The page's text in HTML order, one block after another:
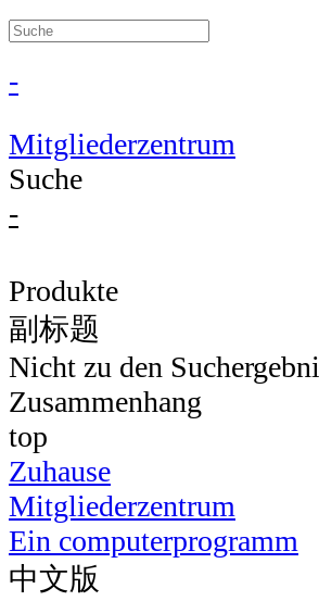
-
Mitgliederzentrum
Suche
-
Produkte
副标题
Nicht zu den
Zusammenhang
top
Zuhause
Mitgliederzentrum
Ein computerprogramm
中文版